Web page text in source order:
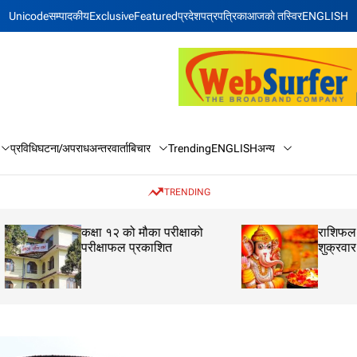
Unicodeसम्पादकीयExclusiveFeaturedप्रदेशपत्रपत्रिकाआजकाे तस्विरENGLISH
प्रविधिघटना/अपराधअन्तरवार्ताबिचार TrendingENGLISHअन्य
TRENDING
कक्षा १२ को मौका परीक्षाको
परीक्षाफल प्रकाशित
राशिफल: २२ साउन
शुक्रवार